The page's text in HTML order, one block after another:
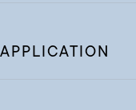
APPLICATION